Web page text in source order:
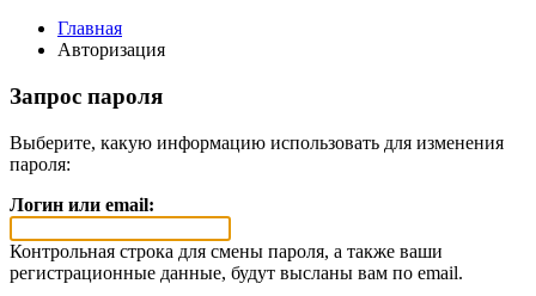
Главная
Авторизация
Запрос пароля
Выберите, какую информацию использовать для изменения
пароля:
Логин или email:
Контрольная строка для смены пароля, а также ваши
регистрационные данные, будут высланы вам по email.